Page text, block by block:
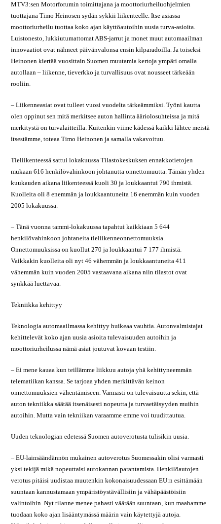
MTV3:sen Motorforumin toimittajana ja moottoriurheiluohjelmien
tuottajana Timo Heinosen sydän sykkii liikenteelle. Itse asiassa
moottoriurheilu tuottaa koko ajan käyttöautoihin uusia turva-asioita.
Luistonesto, lukkiutumattomat ABS-jarrut ja monet muut automaailman
innovaatiot ovat nähneet päivänvalonsa ensin kilparadoilla. Ja toiseksi
Heinonen kiertää vuosittain Suomen muutamia kertoja ympäri omalla
autollaan – liikenne, tieverkko ja turvallisuus ovat nousseet tärkeään
rooliin.
– Liikenneasiat ovat tulleet vuosi vuodelta tärkeämmiksi. Työni kautta
olen oppinut sen mitä merkitsee auton hallinta ääriolosuhteissa ja mitä
merkitystä on turvalaitteilla. Kuitenkin viime kädessä kaikki lähtee meistä
itsestämme, toteaa Timo Heinonen ja samalla vakavoituu.
Tieliikenteessä sattui lokakuussa Tilastokeskuksen ennakkotietojen
mukaan 616 henkilövahinkoon johtanutta onnettomuutta. Tämän yhden
kuukauden aikana liikenteessä kuoli 30 ja loukkaantui 790 ihmistä.
Kuolleita oli 8 enemmän ja loukkaantuneita 16 enemmän kuin vuoden
2005 lokakuussa.
– Tänä vuonna tammi-lokakuussa tapahtui kaikkiaan 5 644
henkilövahinkoon johtaneita tieliikenneonnettomuuksia.
Onnettomuuksissa on kuollut 270 ja loukkaantui 7 177 ihmistä.
Vaikkakin kuolleita oli nyt 46 vähemmän ja loukkaantuneita 411
vähemmän kuin vuoden 2005 vastaavana aikana niin tilastot ovat
synkkää luettavaa.
Tekniikka kehittyy
Teknologia automaailmassa kehittyy huikeaa vauhtia. Autonvalmistajat
kehittelevät koko ajan uusia asioita tulevaisuuden autoihin ja
moottoriurheilussa nämä asiat joutuvat kovaan testiin.
– Ei mene kauaa kun teillämme liikkuu autoja yhä kehittyneemmän
telematiikan kanssa. Se tarjoaa yhden merkittävän keinon
onnettomuuksien vähentämiseen. Varmasti on tulevaisuutta sekin, että
auton tekniikka säätää itsenäisesti nopeutta ja turvaetäisyyden muihin
autoihin. Mutta vain tekniikan varaamme emme voi tuudittautua.
Uuden teknologian edetessä Suomen autoverotusta tulisikin uusia.
– EU-lainsäändännön mukainen autoverotus Suomessakin olisi varmasti
yksi tekijä mikä nopeuttaisi autokannan parantamista. Henkilöautojen
verotus pitäisi uudistaa muutenkin kokonaisuudessaan EU:n esittämään
suuntaan kannustamaan ympäristöystävällisiin ja vähäpäästöisiin
valintoihin. Nyt tilanne menee pahasti väärään suuntaan, kun maahamme
tuodaan koko ajan lisääntymässä määrin vain käytettyjä autoja.